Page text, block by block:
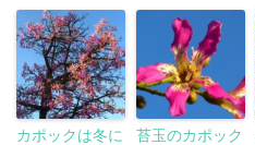
カポックは冬に
苔玉のカポック